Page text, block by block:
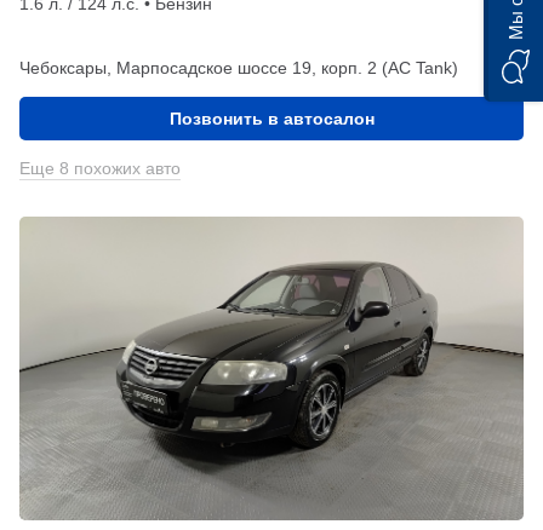
1.6 л. / 124 л.с. • Бензин
Чебоксары, Марпосадское шоссе 19, корп. 2 (АС Tank)
Позвонить в автосалон
Еще 8 похожих авто